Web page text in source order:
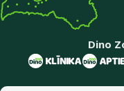
Dino